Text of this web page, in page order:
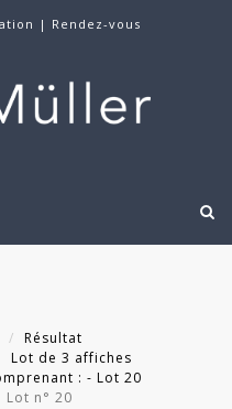
| Rendez-vous
Résultat
Lot de 3 affiches
: - Lot 20
Lot n° 20